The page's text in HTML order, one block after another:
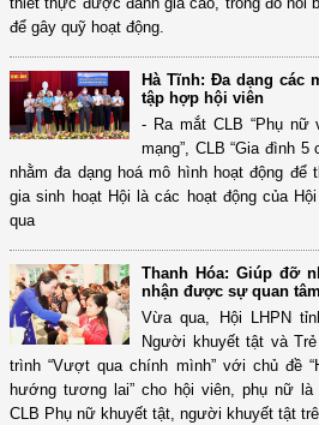
để gây quỹ hoạt động.
Hà Tĩnh: Đa dạng các
tập hợp hội viên
- Ra mắt CLB “Phụ
mạng”, CLB “Gia đình
nhằm đa dạng hoá mô hình hoạt động để
gia sinh hoạt Hội là các hoạt động của
qua
Thanh Hóa: Giúp đỡ
nhận được sự quan
Vừa qua, Hội LHPN
Người khuyết tật và
trình “Vượt qua chính mình” với chủ đề
hướng tương lai” cho hội viên, phụ nữ
CLB Phụ nữ khuyết tật, người khuyết tật